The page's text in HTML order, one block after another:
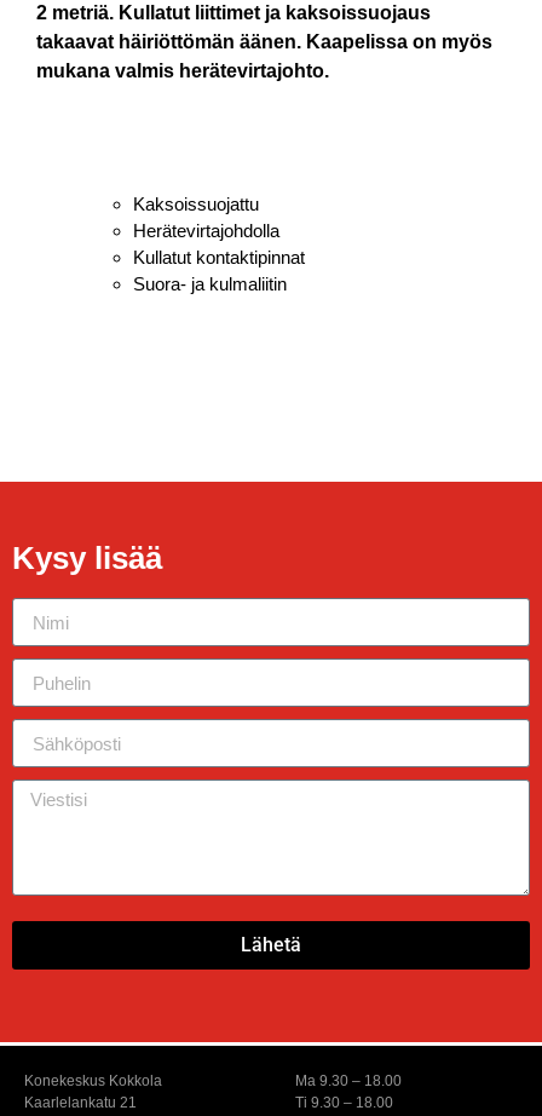
2 metriä. Kullatut liittimet ja kaksoissuojaus
takaavat häiriöttömän äänen. Kaapelissa on myös
mukana valmis herätevirtajohto.
Kaksoissuojattu
Herätevirtajohdolla
Kullatut kontaktipinnat
Suora- ja kulmaliitin
Kysy lisää
Lähetä
Konekeskus Kokkola
Kaarlelankatu 21
Ma 9.30 – 18.00
Ti 9.30 – 18.00